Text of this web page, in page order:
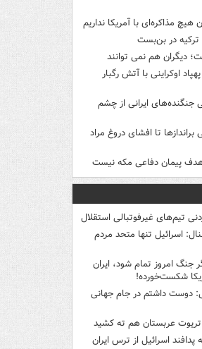
هیچ مذاکره‌ای با آمریکا نداریم
دیگران هم نمی توانند
اوکراینی با آتش رگبار
جنگنده‌های ایرانی از چشم
براندازها تا افشای دروغ مراد
هدف پیمان دفاعی مکه نیست
تیم‌های غیرفوتبالی استقلال
اسرائیل تنها متحد مردم
جنگ امروز تمام شود، ایران
شکست‌خورده!
دوست داشتم در جام جهانی
عربستان هم ته‌ کشید
اسرائیل از ترس ایران